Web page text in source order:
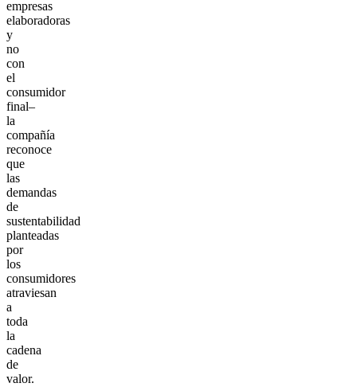
empresas
elaboradoras
y
no
con
el
consumidor
final–
la
compañía
reconoce
que
las
demandas
de
sustentabilidad
planteadas
por
los
consumidores
atraviesan
a
toda
la
cadena
de
valor.